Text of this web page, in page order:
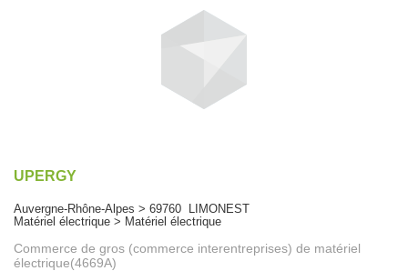
UPERGY
Auvergne-Rhône-Alpes > 69760 LIMONEST
Matériel électrique > Matériel électrique
Commerce de gros (commerce interentreprises) de matériel
électrique(4669A)